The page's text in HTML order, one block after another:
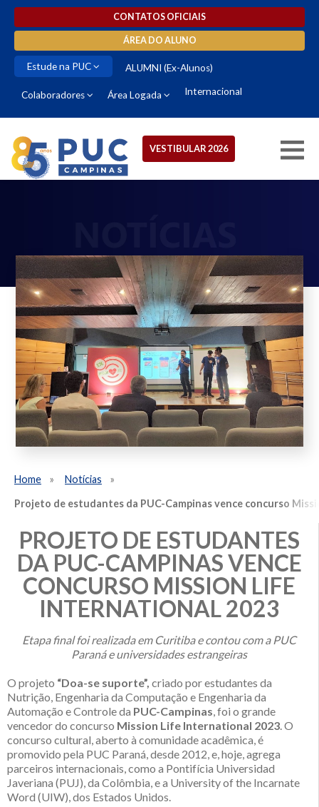
CONTATOS OFICIAIS
ÁREA DO ALUNO
Estude na PUC ALUMNI (Ex-Alunos)
Colaboradores Área Logada Internacional
VESTIBULAR 2026
Home
Notícias
Projeto de estudantes da PUC-Campinas vence concurso
PROJETO DE ESTUDANTES
DA PUC-CAMPINAS VENCE
CONCURSO MISSION LIFE
INTERNATIONAL 2023
Etapa final foi realizada em Curitiba e contou com a PUC
Paraná e universidades estrangeiras
O projeto “Doa-se suporte”, criado por estudantes da
Nutrição, Engenharia da Computação e Engenharia da
Automação e Controle da PUC-Campinas, foi o grande
vencedor do concurso Mission Life International 2023. O
concurso cultural, aberto à comunidade acadêmica, é
promovido pela PUC Paraná, desde 2012, e, hoje, agrega
parceiros internacionais, como a Pontifícia Universidad
Javeriana (PUJ), da Colômbia, e a University of the Incarnate
Word (UIW), dos Estados Unidos.